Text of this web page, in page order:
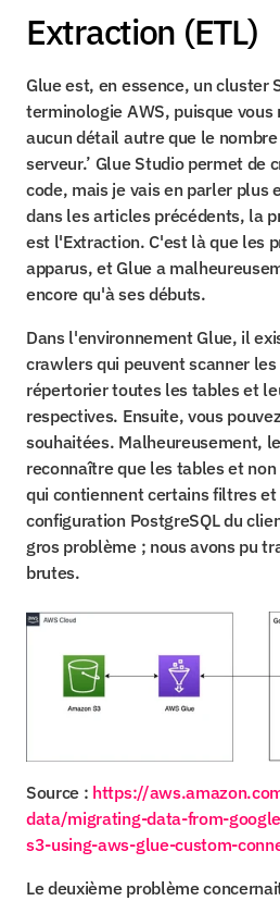
Extraction (ETL)
Glue est, en essence, un cluster
terminologie AWS, puisque vous
aucun détail autre que le
serveur.’ Glue Studio permet de
code, mais je vais en parler plus
dans les articles précédents, la
est l'Extraction. C'est là que les
apparus, et Glue a
encore qu'à ses débuts.
Dans l'environnement Glue, il
crawlers qui peuvent scanner
répertorier toutes les tables et
respectives. Ensuite, vous
souhaitées. Malheureusement,
reconnaître que les tables et
qui contiennent certains filtres
configuration PostgreSQL du
gros problème ; nous avons pu
brutes.
Source : https://
data/migrating-data-from-
s3-using-aws-glue-custom-
Le deuxième problème